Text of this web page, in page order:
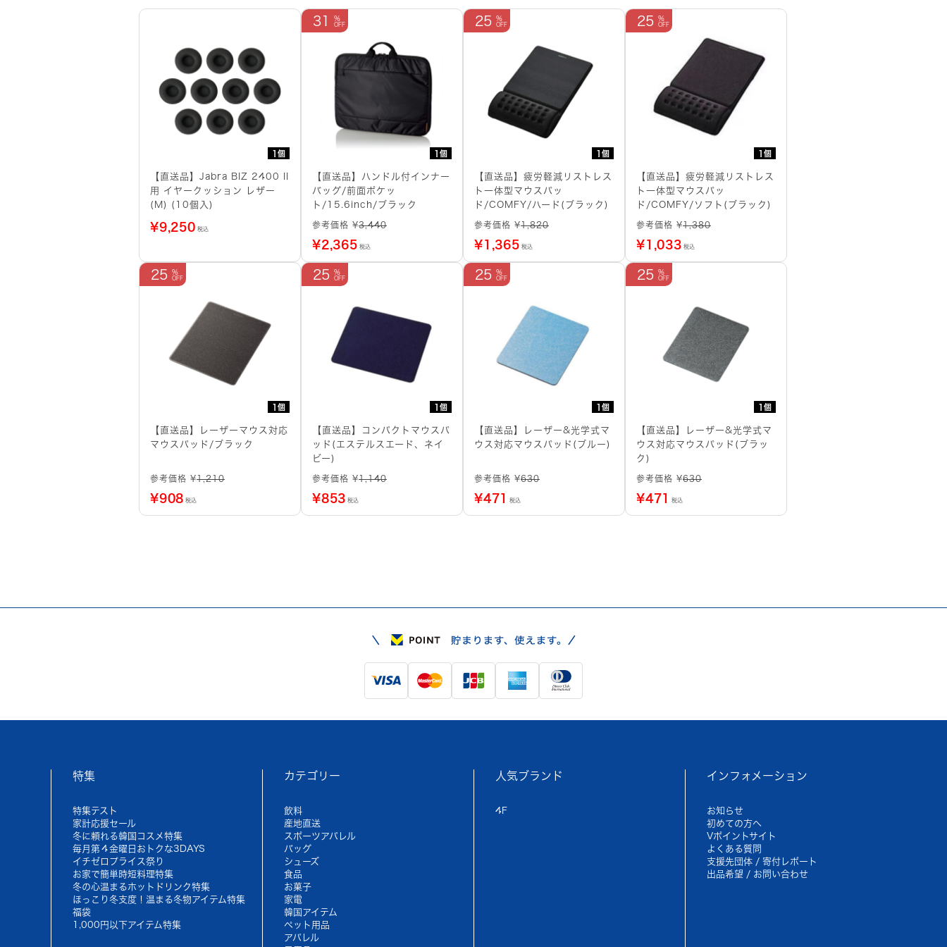
1個
【直送品】Jabra BIZ 2400 II
用 イヤークッション レザー
(M) (10個入)
¥9,250 税込
1個
31
【直送品】ハンドル付インナー
バッグ/前面ポケッ
ト/15.6inch/ブラック
参考価格 ¥3,440
¥2,365 税込
1個
25
【直送品】疲労軽減リストレス
ト一体型マウスパッ
ド/COMFY/ハード(ブラック)
参考価格 ¥1,820
¥1,365 税込
1個
25
【直送品】疲労軽減リストレス
ト一体型マウスパッ
ド/COMFY/ソフト(ブラック)
参考価格 ¥1,380
¥1,033 税込
1個
25
【直送品】レーザーマウス対応
マウスパッド/ブラック
参考価格 ¥1,210
¥908 税込
1個
25
【直送品】コンパクトマウスパ
ッド(エステルスエード、ネイ
ビー)
参考価格 ¥1,140
¥853 税込
1個
25
【直送品】レーザー&光学式マ
ウス対応マウスパッド(ブルー)
参考価格 ¥630
¥471 税込
1個
25
【直送品】レーザー&光学式マ
ウス対応マウスパッド(ブラッ
ク)
参考価格 ¥630
¥471 税込
特集
特集テスト
家計応援セール
冬に頼れる韓国コスメ特集
毎月第４金曜日おトクな3DAYS
イチゼロプライス祭り
お家で簡単時短料理特集
冬の心温まるホットドリンク特集
ほっこり冬支度！温まる冬物アイテム特集
福袋
1,000円以下アイテム特集
カテゴリー
飲料
産地直送
スポーツアパレル
バッグ
シューズ
食品
お菓子
家電
韓国アイテム
ペット用品
アパレル
人気ブランド
4F
インフォメーション
お知らせ
初めての方へ
Vポイントサイト
よくある質問
支援先団体 / 寄付レポート
出品希望 / お問い合わせ